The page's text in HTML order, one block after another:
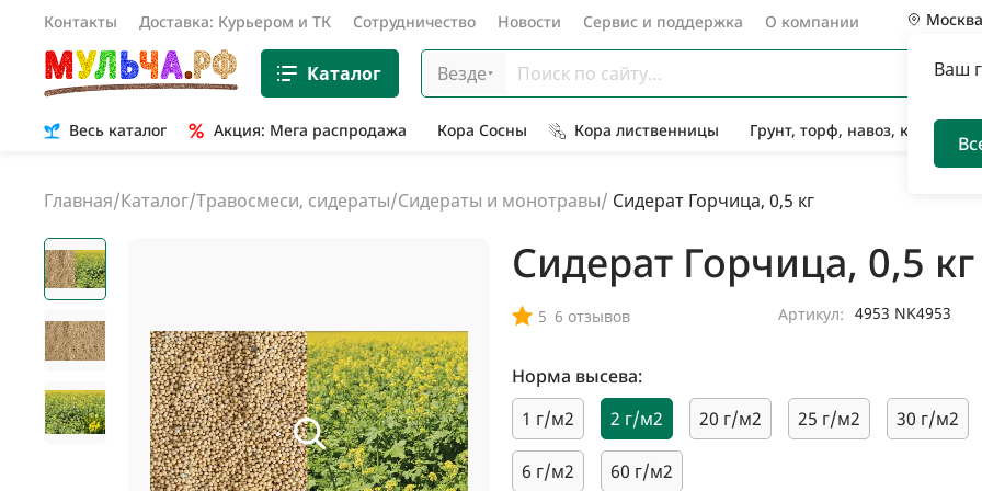
Контакты Доставка: Курьером и ТК Сотрудничество Новости Сервис и поддержка О компании Москва
Ваш
Каталог Везде
Весь каталог Акция: Мега распродажа Кора Сосны Кора лиственницы Грунт, торф, навоз, компост
Главная/Каталог/Травосмеси, сидераты/Сидераты и монотравы/ Сидерат Горчица, 0,5 кг
Сидерат Горчица, 0,5 кг
5 6 отзывов Артикул: 4953 NK4953
Норма высева:
1 г/м2
2 г/м2 20 г/м2 25 г/м2 30 г/м2
6 г/м2 60 г/м2